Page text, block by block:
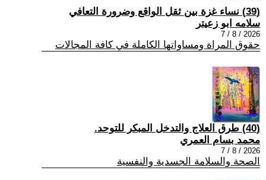
(39) نساء غزة بين ثقل الواقع وضرورة التعافي
سلامه ابو زعيتر
2026 / 8 / 7
حقوق المراة ومساواتها الكاملة في كافة المجالات
(40) طرق العلاج والتدخل المبكر للتوحد.
محمد بسام العمري
2026 / 8 / 7
الصحة والسلامة الجسدية والنفسية